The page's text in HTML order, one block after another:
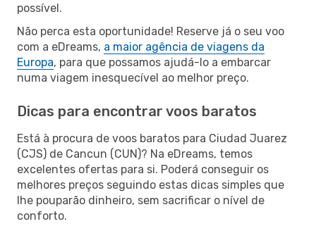
possível.
Não perca esta oportunidade! Reserve já o seu voo
com a eDreams, a maior agência de viagens da
Europa, para que possamos ajudá-lo a embarcar
numa viagem inesquecível ao melhor preço.
Dicas para encontrar voos baratos
Está à procura de voos baratos para Ciudad Juarez
(CJS) de Cancun (CUN)? Na eDreams, temos
excelentes ofertas para si. Poderá conseguir os
melhores preços seguindo estas dicas simples que
lhe pouparão dinheiro, sem sacrificar o nível de
conforto.